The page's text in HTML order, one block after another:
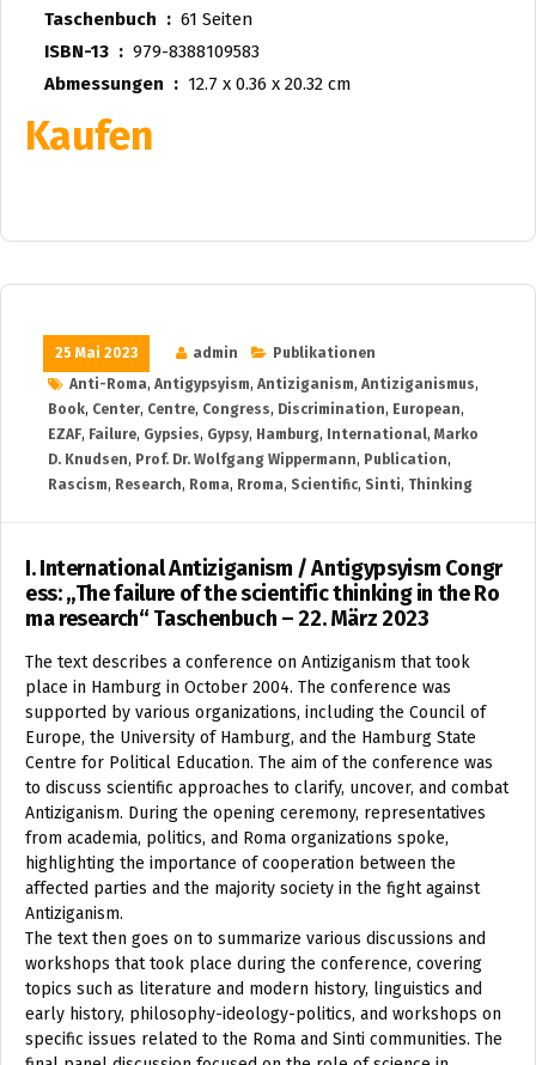
Taschenbuch ‏ : ‎ 61 Seiten
ISBN-13 ‏ : ‎ 979-8388109583
Abmessungen ‏ : ‎ 12.7 x 0.36 x 20.32 cm
Kaufen
25 Mai 2023 admin
Publikationen
Anti-Roma, Antigypsyism, Antiziganism, Antiziganismus,
Book, Center, Centre, Congress, Discrimination, European,
EZAF, Failure, Gypsies, Gypsy, Hamburg, International, Marko
D. Knudsen, Prof. Dr. Wolfgang Wippermann, Publication,
Rascism, Research, Roma, Rroma, Scientific, Sinti, Thinking
I. International Antiziganism / Antigypsyism Congr
ess: „The failure of the scientific thinking in the Ro
ma research“ Taschenbuch – 22. März 2023
The text describes a conference on Antiziganism that took
place in Hamburg in October 2004. The conference was
supported by various organizations, including the Council of
Europe, the University of Hamburg, and the Hamburg State
Centre for Political Education. The aim of the conference was
to discuss scientific approaches to clarify, uncover, and combat
Antiziganism. During the opening ceremony, representatives
from academia, politics, and Roma organizations spoke,
highlighting the importance of cooperation between the
affected parties and the majority society in the fight against
Antiziganism.
The text then goes on to summarize various discussions and
workshops that took place during the conference, covering
topics such as literature and modern history, linguistics and
early history, philosophy-ideology-politics, and workshops on
specific issues related to the Roma and Sinti communities. The